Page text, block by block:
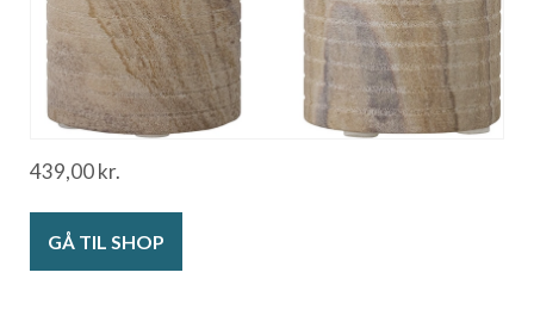
439,00kr.
GÅ TIL SHOP